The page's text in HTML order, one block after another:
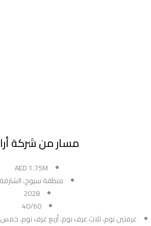
مسار من شركة
AED 1.75M
منطقة سيوح، الشارقة
2028
40/60
غرفتين نوم، ثلاث غرف نوم، أربع غرف نوم،